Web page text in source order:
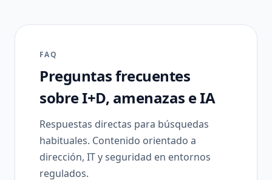
FAQ
Preguntas frecuentes
sobre I+D, amenazas e IA
Respuestas directas para búsquedas
habituales. Contenido orientado a
dirección, IT y seguridad en entornos
regulados.